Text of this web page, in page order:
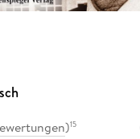
)15